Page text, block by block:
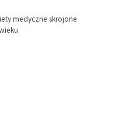
medyczne skrojone